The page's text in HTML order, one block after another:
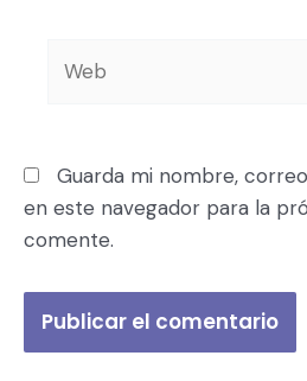
Guarda mi nombre,
en este navegador para la
comente.